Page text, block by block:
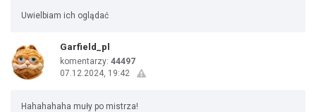
Uwielbiam ich oglądać
Garfield_pl
komentarzy: 44497
07.12.2024, 19:42
Hahahahaha muły po mistrza!